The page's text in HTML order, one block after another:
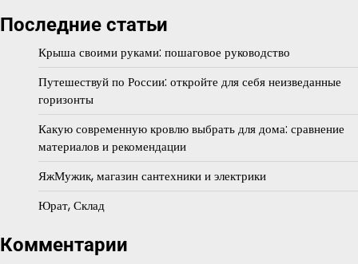
Последние статьи
Крыша своими руками: пошаговое руководство
Путешествуй по России: откройте для себя неизведанные
горизонты
Какую современную кровлю выбрать для дома: сравнение
материалов и рекомендации
ЯжМужик, магазин сантехники и электрики
Юрат, Склад
Комментарии